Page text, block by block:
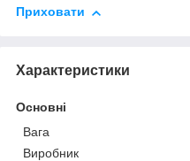
Приховати
Характеристики
Основні
Вага
Виробник